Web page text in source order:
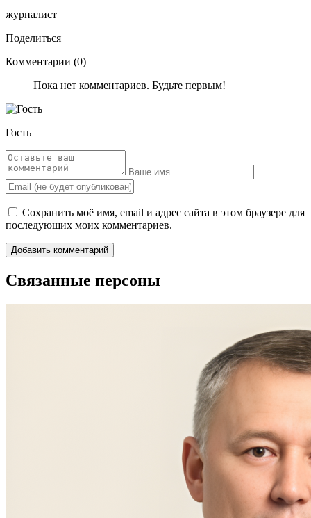
журналист
Поделиться
Комментарии (0)
Пока нет комментариев. Будьте первым!
Гость
Сохранить моё имя, email и адрес сайта в этом браузере для
последующих моих комментариев.
Связанные персоны